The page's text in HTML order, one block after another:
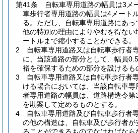
第41条
自転車専用道路の幅員は3メ
車歩行者専用道路の幅員は4メート
る。 ただし、自転車専用道路にあ
他の特別の理由によりやむを得ない
ートルまで縮小することができる。
2
自転車専用道路又は自転車歩行者
に、当該道路の部分として、幅員
裕を確保するための部分を設けるも
3
自転車専用道路又は自転車歩行者
ける場合においては、当該自転車
者専用道路の幅員は、道路構造令
を勘案して定めるものとする。
4
自転車専用道路及び自転車歩行者
の他の構造は、自転車及び歩行者